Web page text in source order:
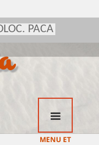
PACA
MENU ET